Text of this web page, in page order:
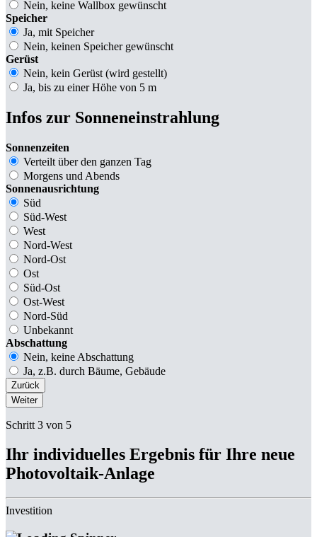
Nein, keine Wallbox gewünscht
Speicher
Ja, mit Speicher
Nein, keinen Speicher gewünscht
Gerüst
Nein, kein Gerüst (wird gestellt)
Ja, bis zu einer Höhe von 5 m
Infos zur Sonneneinstrahlung
Sonnenzeiten
Verteilt über den ganzen Tag
Morgens und Abends
Sonnenausrichtung
Süd
Süd-West
West
Nord-West
Nord-Ost
Ost
Süd-Ost
Ost-West
Nord-Süd
Unbekannt
Abschattung
Nein, keine Abschattung
Ja, z.B. durch Bäume, Gebäude
Zurück
Weiter
Schritt 3 von 5
Ihr individuelles Ergebnis für Ihre neue
Photovoltaik-Anlage
Investition